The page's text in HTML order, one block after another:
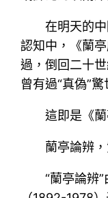
在明天的
認知中，《蘭
過，倒回二十
曾有過“真偽”
這即是《
蘭亭論辨
“蘭亭論辨